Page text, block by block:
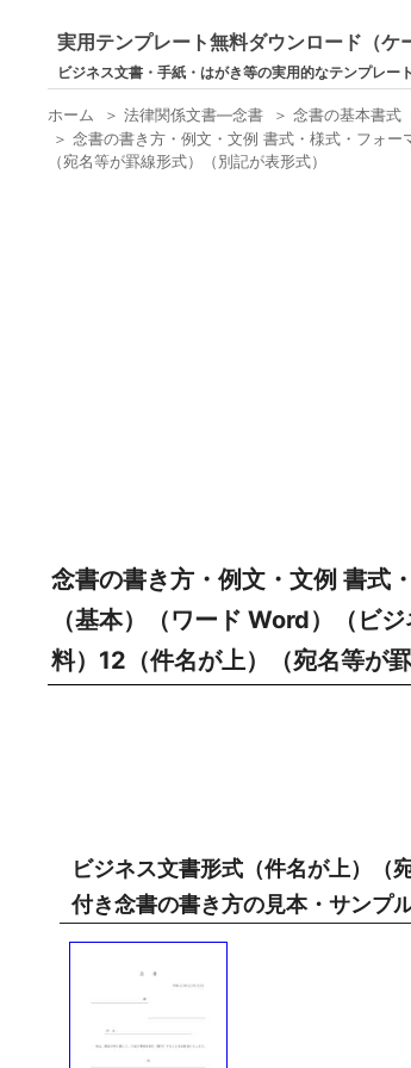
実用テンプレート無料ダウンロード（ケ
ビジネス文書・手紙・はがき等の実用的なテンプレ
ホーム ＞法律関係文書―念書 ＞念書の基本書式
＞念書の書き方・例文・文例 書式・様式・フォ
（宛名等が罫線形式）（別記が表形式）
念書の書き方・例文・文例 書式
（基本）（ワード Word）（ビ
料）12（件名が上）（宛名等が
ビジネス文書形式（件名が上）（
付き念書の書き方の見本・サンプ